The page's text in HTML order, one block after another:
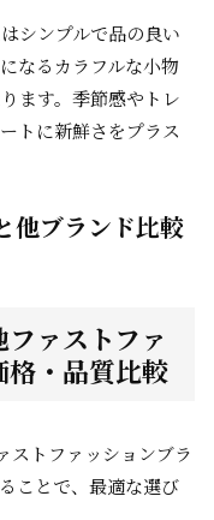
シンプルで品の良い
なるカラフルな小物
ます。季節感やトレ
トに新鮮さをプラス
他ブランド比較
ァストファ
格・品質比較
ストファッションブラ
ことで、最適な選び